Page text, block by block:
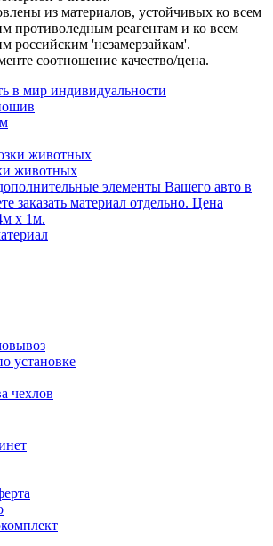
из материалов, устойчивых ко всем
противоледным реагентам и ко всем
российским 'незамерзайкам'.
соотношение качество/цена.
животных
установке
чехлов